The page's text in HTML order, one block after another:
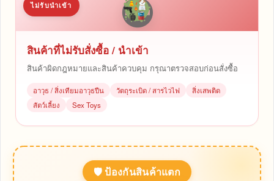
ไม่รับนำเข้า
สินค้าที่ไม่รับสั่งซื้อ / นำเข้า
สินค้าผิดกฎหมายและสินค้าควบคุม กรุณาตรวจสอบก่อนสั่งซื้อ
อาวุธ / สิ่งเทียมอาวุธปืน วัตถุระเบิด / สารไวไฟ
สิ่งเสพติด
สัตว์เลี้ยง
Sex Toys
🛡 ป้องกันสินค้าแตก